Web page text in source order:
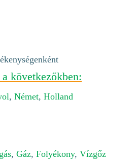
következőkben:
, Német, Holland
, Gáz, Folyékony, Vízgőz